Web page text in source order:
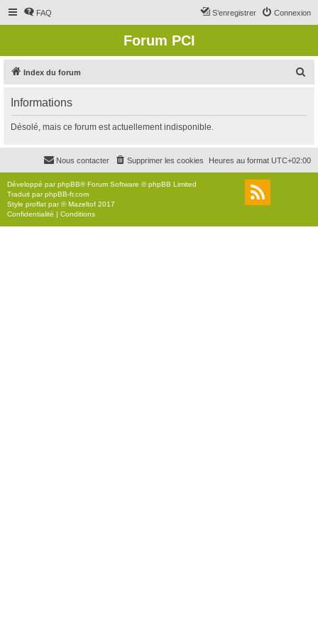
FAQ Connexion
S’enregistrer
Forum PCI
Index du forum
r
c
r
Informations
Désolé, mais ce forum est actuellement indisponible.
Heures au format UTC+02:00
Supprimer les cookies
Nous contacter
Développé parphpBB® Forum Software © phpBB Limited
Traduit parphpBB-fr.com
Style proflat par ©Mazeltof 2017
Confidentialité | Conditions